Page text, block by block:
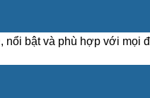
nổi bật và phù hợp với mọi